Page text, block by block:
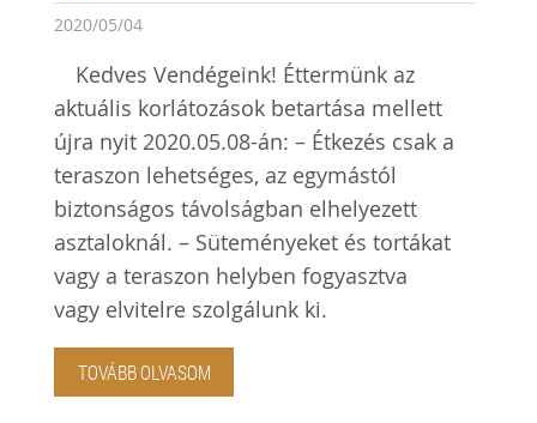
2020/05/04
Kedves Vendégeink! Éttermünk az
aktuális korlátozások betartása mellett
újra nyit 2020.05.08-án: – Étkezés csak a
teraszon lehetséges, az egymástól
biztonságos távolságban elhelyezett
asztaloknál. – Süteményeket és tortákat
vagy a teraszon helyben fogyasztva
vagy elvitelre szolgálunk ki.
TOVÁBB OLVASOM